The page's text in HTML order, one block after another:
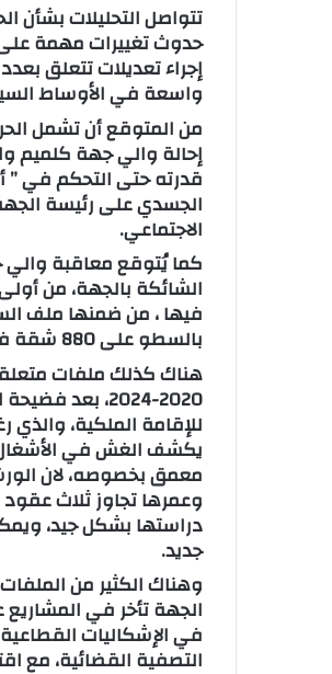
تتواصل التحليلات بشأن
حدوث تغييرات مهمة
إجراء تعديلات تتعلق
واسعة في الأوساط
من المتوقع أن تشمل
إحالة والي جهة كلميم
قدرته حتى التحكم في
الجسدي على رئيسة
الاجتماعي.
كما يُتوقع معاقبة
الشائكة بالجهة، من
فيها ، من ضمنها ملف
بالسطو على 880 شقة في إطار برنامج السكن الاجتماعي.
هناك كذلك ملفات
2020-2024،
للإقامة الملكية،
يكشف الغش في الأشغال
معمق بخصوصه، لان
وعمرها تجاوز ثلاث عقود
دراستها بشكل جيد،
جديد.
وهناك الكثير من
الجهة تأخر في المشاريع
في الإشكاليات
التصفية القضائية، مع